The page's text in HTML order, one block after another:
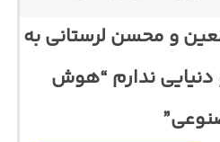
و محسن لرستانی به
دﻧﻴﺎﻳﻰ ﻧﺪارم “هوش